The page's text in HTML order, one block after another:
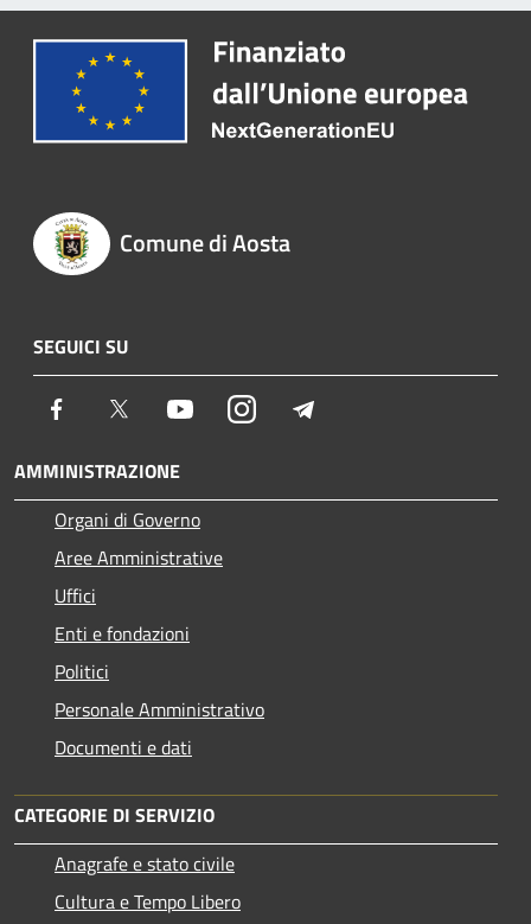
Comune di Aosta
SEGUICI SU
Facebook Twitter YoutubeInstagram
AMMINISTRAZIONE
Organi di Governo
Aree Amministrative
Uffici
Enti e fondazioni
Politici
Personale Amministrativo
Documenti e dati
CATEGORIE DI SERVIZIO
Anagrafe e stato civile
Cultura e Tempo Libero